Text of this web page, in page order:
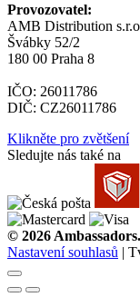
Provozovatel:
AMB Distribution
Švábky 52/2
180 00 Praha 8
IČO: 26011786
DIČ: CZ26011786
Klikněte pro zvětšení
Sledujte nás také na
© 2026
Nastavení souhlasů |